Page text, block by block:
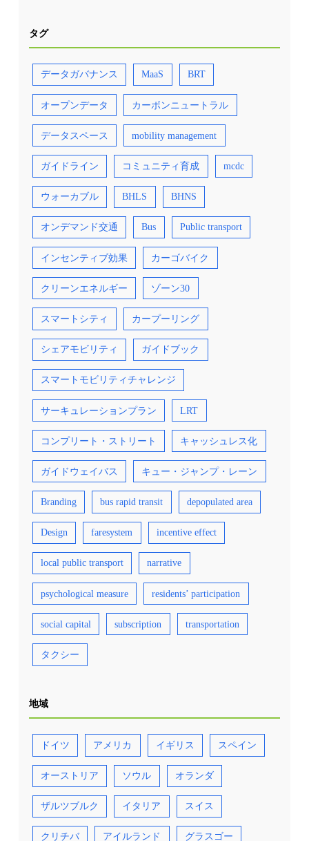
②Unser (Klima-)Plan für die
Mobilitätswende（Hunburg Hochbahn） ③中村文
クト」（CAR&DRIVE） ④牧村和彦：独ハンブ
ルク市、「1万台の自動運転バス」計画の衝撃
（日経新聞電子版）
タグ
データガバナンス MaaS BRT
オープンデータ カーボンニュートラル
データスペース mobility management
ガイドライン コミュニティ育成 mcdc
ウォーカブル BHLS BHNS
オンデマンド交通 Bus Public transport
インセンティブ効果 カーゴバイク
クリーンエネルギー ゾーン30
スマートシティ カープーリング
シェアモビリティ ガイドブック
スマートモビリティチャレンジ
サーキュレーションプラン LRT
コンプリート・ストリート キャッシュレス化
ガイドウェイバス キュー・ジャンプ・レーン
Branding bus rapid transit depopulated area
Design faresystem incentive effect
local public transport narrative
psychological measure residents’ participation
social capital subscription transportation
タクシー
地域
ドイツ アメリカ イギリス スペイン
オーストリア ソウル オランダ
ザルツブルク イタリア スイス
クリチバ アイルランド グラスゴー